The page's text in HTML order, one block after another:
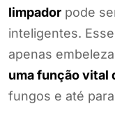
limpador pode
inteligentes.
apenas
uma função vital
fungos e até